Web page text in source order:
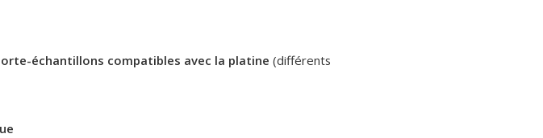
échantillons compatibles avec la platine (différents